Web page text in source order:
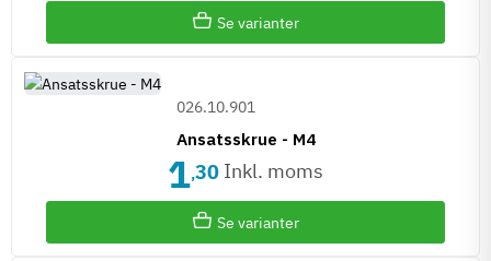
Se varianter
Ansatsskrue - M4
026.10.901
1,30 Inkl. moms
Se varianter